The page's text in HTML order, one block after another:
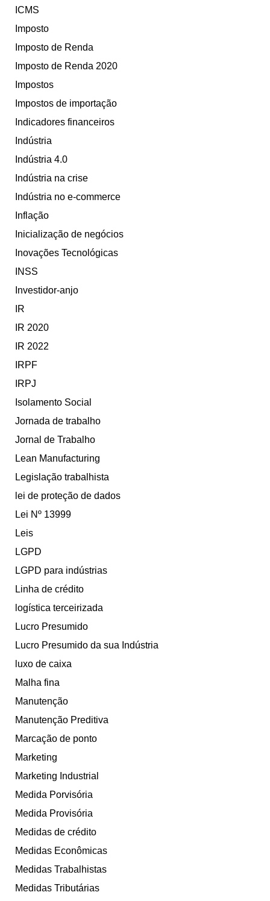
ICMS
Imposto
Imposto de Renda
Imposto de Renda 2020
Impostos
Impostos de importação
Indicadores financeiros
Indústria
Indústria 4.0
Indústria na crise
Indústria no e-commerce
Inflação
Inicialização de negócios
Inovações Tecnológicas
INSS
Investidor-anjo
IR
IR 2020
IR 2022
IRPF
IRPJ
Isolamento Social
Jornada de trabalho
Jornal de Trabalho
Lean Manufacturing
Legislação trabalhista
lei de proteção de dados
Lei Nº 13999
Leis
LGPD
LGPD para indústrias
Linha de crédito
logística terceirizada
Lucro Presumido
Lucro Presumido da sua Indústria
luxo de caixa
Malha fina
Manutenção
Manutenção Preditiva
Marcação de ponto
Marketing
Marketing Industrial
Medida Porvisória
Medida Provisória
Medidas de crédito
Medidas Econômicas
Medidas Trabalhistas
Medidas Tributárias